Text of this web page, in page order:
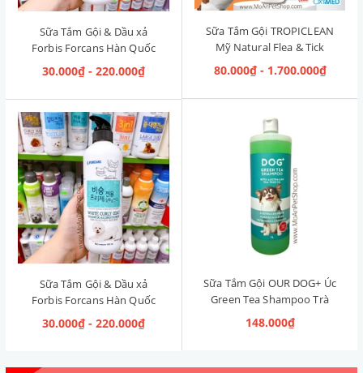
Sữa Tắm Gội & Dầu xả
Forbis Forcans Hàn Quốc
Curly Hair [Lông xoăn]
30.000₫ - 220.000₫
Sữa Tắm Gội TROPICLEAN
Mỹ Natural Flea & Tick
Maximum Strength [Phòng
& Diệt Ve Rận]
80.000₫ - 1.700.000₫
Sữa Tắm Gội & Dầu xả
Forbis Forcans Hàn Quốc
White Curly Coat [Lông
Trắng Xoăn]
30.000₫ - 220.000₫
Sữa Tắm Gội OUR DOG+ Úc
Green Tea Shampoo Trà
Xanh 1L
148.000₫